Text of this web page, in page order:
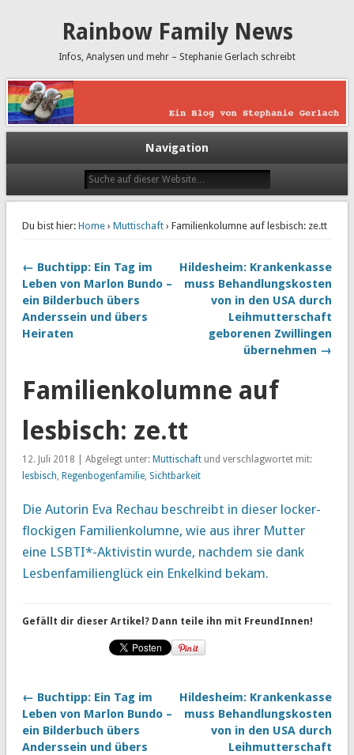
Rainbow Family News
Infos, Analysen und mehr – Stephanie Gerlach schreibt
Navigation
Du bist hier: Home› Muttischaft› Familienkolumne auf lesbisch: ze.tt
← Buchtipp: Ein Tag im
Leben von Marlon Bundo –
ein Bilderbuch übers
Anderssein und übers
Heiraten
Hildesheim: Krankenkasse
muss Behandlungskosten
von in den USA durch
Leihmutterschaft
geborenen Zwillingen
übernehmen →
Familienkolumne auf
lesbisch: ze.tt
12. Juli 2018 | Abgelegt unter: Muttischaftund verschlagwortet mit:
lesbisch Regenbogenfamilie, Sichtbarkeit
Die Autorin Eva Rechau beschreibt in dieser locker-
flockigen Familienkolumne, wie aus ihrer Mutter
eine LSBTI*-Aktivistin wurde, nachdem sie dank
Lesbenfamilienglück ein Enkelkind bekam.
Gefällt dir dieser Artikel? Dann teile ihn mit FreundInnen!
← Buchtipp: Ein Tag im
Leben von Marlon Bundo –
ein Bilderbuch übers
Anderssein und übers
Hildesheim: Krankenkasse
muss Behandlungskosten
von in den USA durch
Leihmutterschaft